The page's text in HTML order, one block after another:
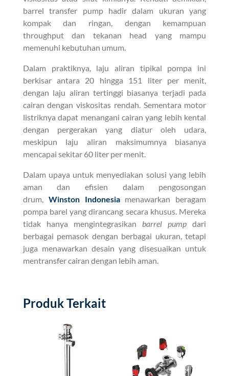
barrel transfer pump hadir dalam ukuran yang
kompak dan ringan, dengan kemampuan
throughput dan tekanan head yang mampu
memenuhi kebutuhan umum.
Dalam praktiknya, laju aliran tipikal pompa ini
berkisar antara 20 hingga 151 liter per menit,
dengan laju aliran tertinggi biasanya terjadi pada
cairan dengan viskositas rendah. Sementara motor
listriknya dapat menangani cairan yang lebih kental
dengan pergerakan yang diatur oleh udara,
meskipun laju aliran maksimumnya biasanya
mencapai sekitar 60 liter per menit.
Dalam upaya untuk menyediakan solusi yang lebih
aman dan efisien dalam pengosongan
drum, Winston Indonesiamenawarkan beragam
pompa barel yang dirancang secara khusus. Mereka
tidak hanya mengintegrasikanbarrel pump dari
berbagai pemasok dengan berbagai ukuran, tetapi
juga menawarkan desain yang disesuaikan untuk
mentransfer cairan dengan lebih aman.
Produk Terkait